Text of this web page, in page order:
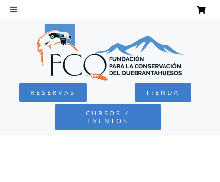
Saltar
Toggle
Navigation
QUEBRANTAHUESOS
FUNDACIÓN
RESERVAS TIENDA
CURSOS /
EVENTOS